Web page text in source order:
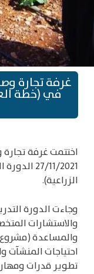
غرفة تجارة
في (خطة
اختتمت غرفة
27/11/
الزراعية).
وجاءت الدورة
والاستشارات
والمساعدة
احتياجات المنشآت
تطوير قدرات